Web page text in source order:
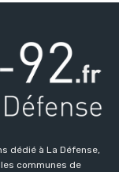
dédié à La Défense,
communes de